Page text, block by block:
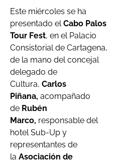
Este miércoles se ha
presentado elCabo Palos
Tour Fest, en el Palacio
Consistorial de Cartagena,
de la mano del concejal
delegado de
Cultura, Carlos
Piñana, acompañado
de Rubén
Marco, responsable del
hotel Sub-Up y
representantes de
la Asociación de